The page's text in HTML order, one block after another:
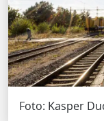
Foto: Kasper